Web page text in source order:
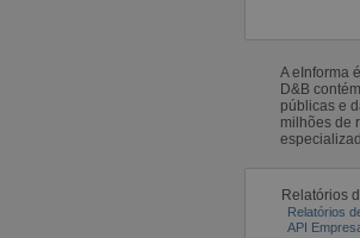
A eInforma
D&B
públicas e
milhões de
Relatórios
Relatórios
API